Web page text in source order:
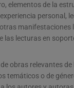
elementos de la
personal,
manifestaciones
las lecturas en
obras relevantes
temáticos o de